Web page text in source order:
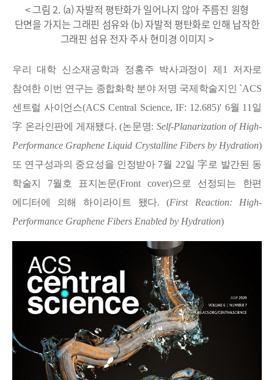
< 그림 2. (a) 자발적 평탄화가 일어나지 않아 주름진 원형
단면을 가지는 그래핀 섬유와 (b) 자발적 평탄화로 인해 납작한
그래핀 섬유 전자 주사 현미경 이미지 >
우리 대학 신소재공학과 정홍주 박사과정이 제 1 저자로
참여한 이번 연구는 종합화학 분야 저명 국제학술지인 `ACS
센트럴 사이언스(ACS Central Science, IF: 12.685)' 6월 11 일
字 온라인판에 게재됐다. (논문명: Self-Planarization of High-
Performance Graphene Liquid Crystalline Fibers by Hydration)
또 연구성과의 중요성을 인정받아 7월 22일字 로 발간된 동
학술지 7월호 표지논문(Front cover)으로 선정되는 한편
에디터에 의해 하이라이트 됐다. (First Reaction: High-
Performance Graphene Fibers Enabled by Hydration)